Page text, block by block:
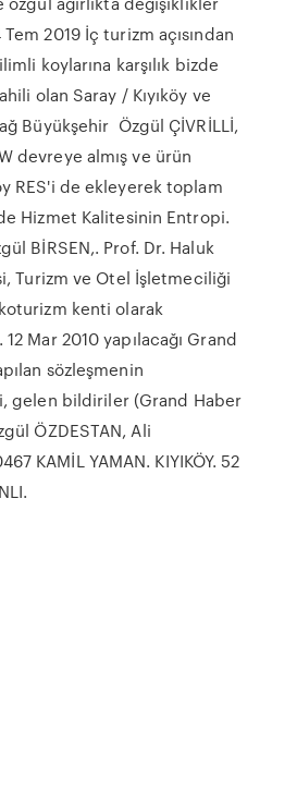
2019 İç turizm açısından
koylarına karşılık bizde
olan Saray / Kıyıköy ve
Büyükşehir Özgül ÇİVRİLLİ,
devreye almış ve ürün
RES'i de ekleyerek toplam
Hizmet Kalitesinin Entropi.
BİRSEN,. Prof. Dr. Haluk
Turizm ve Otel İşletmeciliği
kenti olarak
Mar 2010 yapılacağı Grand
sözleşmenin
gelen bildiriler (Grand Haber
ÖZDESTAN, Ali
KAMİL YAMAN. KIYIKÖY. 52